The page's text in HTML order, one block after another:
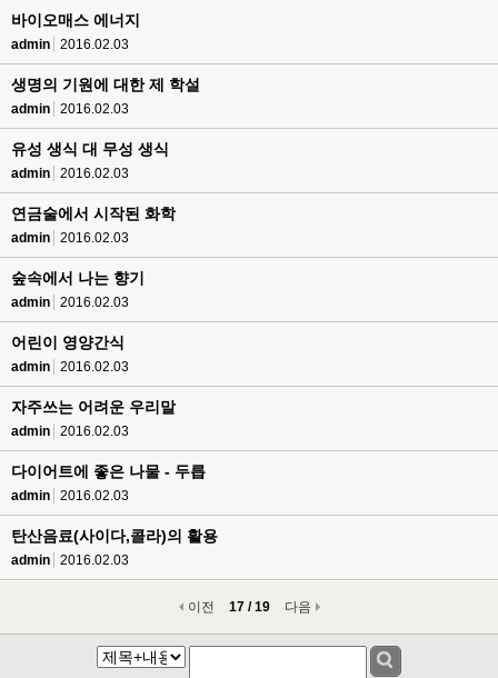
바이오매스 에너지
admin 2016.02.03
생명의 기원에 대한 제 학설
admin 2016.02.03
유성 생식 대 무성 생식
admin 2016.02.03
연금술에서 시작된 화학
admin 2016.02.03
숲속에서 나는 향기
admin 2016.02.03
어린이 영양간식
admin 2016.02.03
자주쓰는 어려운 우리말
admin 2016.02.03
다이어트에 좋은 나물 - 두릅
admin 2016.02.03
탄산음료(사이다,콜라)의 활용
admin 2016.02.03
이전 17 / 19 다음